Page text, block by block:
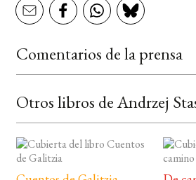
Comentarios de la prensa
Otros libros de Andrzej